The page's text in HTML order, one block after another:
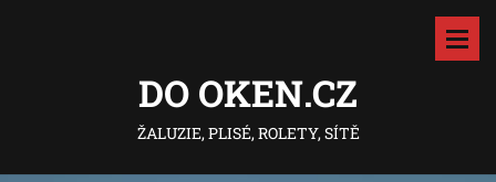
DO OKEN.CZ
ŽALUZIE, PLISÉ, ROLETY, SÍTĚ